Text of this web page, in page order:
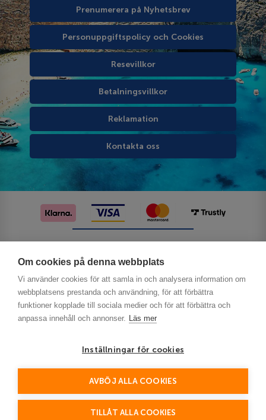
Om cookies på denna webbplats
Vi använder cookies för att samla in och analysera information om
webbplatsens prestanda och användning, för att förbättra
funktioner kopplade till sociala medier och för att förbättra och
anpassa innehåll och annonser. Läs mer
Inställningar för cookies
AVBÖJ ALLA COOKIES
TILLÅT ALLA COOKIES
Prenumerera på Nyhetsbrev
Personuppgiftspolicy och Cookies
Resevillkor
Betalningsvillkor
Reklamation
Kontakta oss
This site is protected by reCAPTCHA and the Google
Policy and Terms of Service apply.